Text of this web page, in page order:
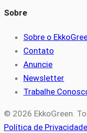
Sobre
Sobre o
Contato
Anuncie
Newsletter
Trabalhe
© 2026 EkkoGreen.
Política de Privacidade